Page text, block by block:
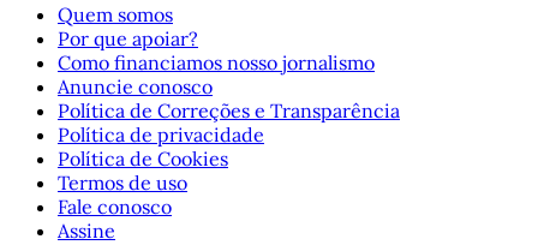
Quem somos
Por que apoiar?
Como financiamos nosso jornalismo
Anuncie conosco
Política de Correções e Transparência
Política de privacidade
Política de Cookies
Termos de uso
Fale conosco
Assine